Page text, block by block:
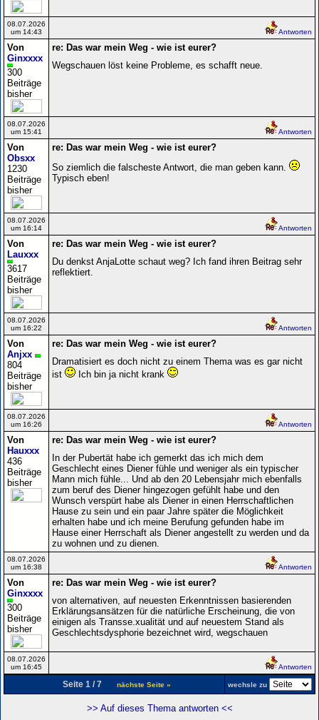
08.07.2026
um 14:43
Antworten
Von
Ginxxxx
300
Beiträge
bisher
re: Das war mein Weg - wie ist eurer?
Wegschauen löst keine Probleme, es schafft neue.
08.07.2026
um 15:41
Antworten
Von
Obsxx
1230
Beiträge
bisher
re: Das war mein Weg - wie ist eurer?
So ziemlich die falscheste Antwort, die man geben kann.
Typisch eben!
08.07.2026
um 16:14
Antworten
Von
Lauxxx
3617
Beiträge
bisher
re: Das war mein Weg - wie ist eurer?
Du denkst AnjaLotte schaut weg? Ich fand ihren Beitrag sehr
reflektiert.
08.07.2026
um 16:22
Antworten
Von
Anjxx
804
Beiträge
bisher
re: Das war mein Weg - wie ist eurer?
Dramatisiert es doch nicht zu einem Thema was es gar nicht
ist
Ich bin ja nicht krank
08.07.2026
um 16:26
Antworten
Von
Hauxxx
436
Beiträge
bisher
re: Das war mein Weg - wie ist eurer?
In der Pubertät habe ich gemerkt das ich mich dem
Geschlecht eines Diener fühle und weniger als ein typischer
Mann mich fühle... Und ab den 20 Lebensjahr mich ebenfalls
zum beruf des Diener hingezogen gefühlt habe und den
Wunsch verspürt habe als Diener in einen Herrschaftlichen
Hause zu sein und ein paar Jahre später die Möglichkeit
erhalten habe und ich meine Berufung gefunden habe im
Hause einer Herrschaft als Diener angestellt zu werden und da
zu wohnen und zu dienen.
08.07.2026
um 16:38
Antworten
Von
Ginxxxx
300
Beiträge
bisher
re: Das war mein Weg - wie ist eurer?
von alternativen, auf neuesten Erkenntnissen basierenden
Erklärungsansätzen für die natürliche Erscheinung, die von
einigen als Transse.xualität und auf neuestem Stand als
Geschlechtsdysphorie bezeichnet wird, wegschauen
08.07.2026
um 16:45
Antworten
Seite 1 / 7 nächste Seite » wechsle zu
>> Auf dieses Thema antworten <<